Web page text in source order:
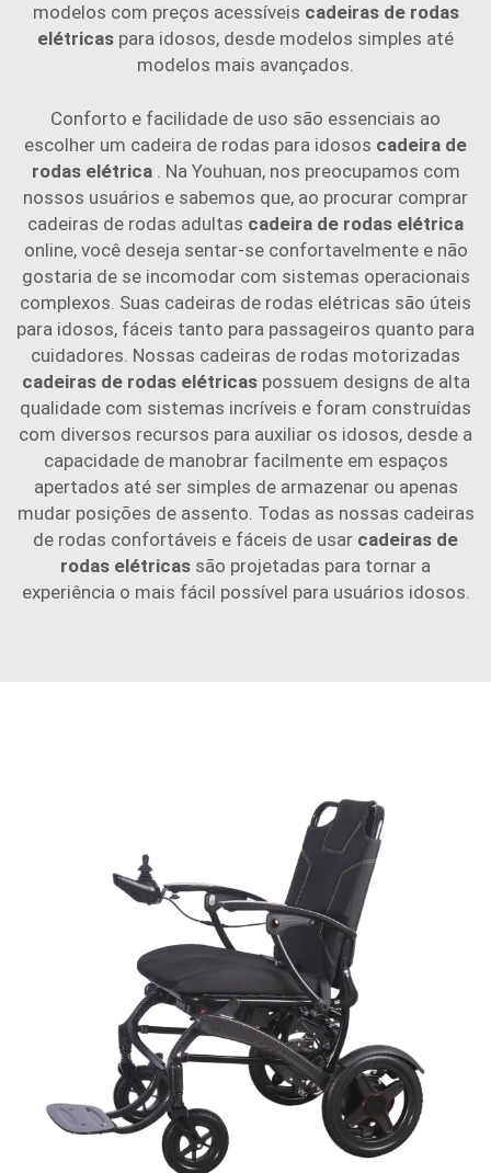
modelos com preços acessíveis cadeiras de rodas
elétricas para idosos, desde modelos simples até
modelos mais avançados.
Conforto e facilidade de uso são essenciais ao
escolher um cadeira de rodas para idosos cadeira de
rodas elétrica . Na Youhuan, nos preocupamos com
nossos usuários e sabemos que, ao procurar comprar
cadeiras de rodas adultas cadeira de rodas elétrica
online, você deseja sentar-se confortavelmente e não
gostaria de se incomodar com sistemas operacionais
complexos. Suas cadeiras de rodas elétricas são úteis
para idosos, fáceis tanto para passageiros quanto para
cuidadores. Nossas cadeiras de rodas motorizadas
cadeiras de rodas elétricas possuem designs de alta
qualidade com sistemas incríveis e foram construídas
com diversos recursos para auxiliar os idosos, desde a
capacidade de manobrar facilmente em espaços
apertados até ser simples de armazenar ou apenas
mudar posições de assento. Todas as nossas cadeiras
de rodas confortáveis e fáceis de usar cadeiras de
rodas elétricas são projetadas para tornar a
experiência o mais fácil possível para usuários idosos.